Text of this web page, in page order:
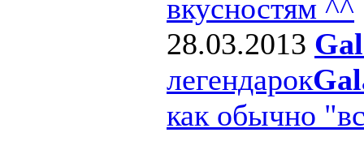
вкусностям ^^
28.03.2013
легендарок
как обычно